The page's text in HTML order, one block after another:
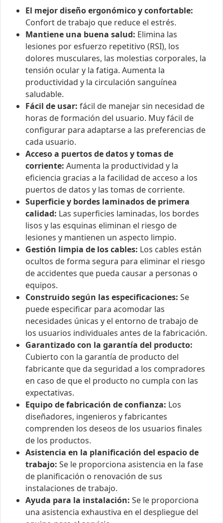
El mejor diseño ergonómico y confortable:
Confort de trabajo que reduce el estrés.
Mantiene una buena salud: Elimina las
lesiones por esfuerzo repetitivo (RSI), los
dolores musculares, las molestias corporales, la
tensión ocular y la fatiga. Aumenta la
productividad y la circulación sanguínea
saludable.
Fácil de usar: fácil de manejar sin necesidad de
horas de formación del usuario. Muy fácil de
configurar para adaptarse a las preferencias de
cada usuario.
Acceso a puertos de datos y tomas de
corriente: Aumenta la productividad y la
eficiencia gracias a la facilidad de acceso a los
puertos de datos y las tomas de corriente.
Superficie y bordes laminados de primera
calidad: Las superficies laminadas, los bordes
lisos y las esquinas eliminan el riesgo de
lesiones y mantienen un aspecto limpio.
Gestión limpia de los cables: Los cables están
ocultos de forma segura para eliminar el riesgo
de accidentes que pueda causar a personas o
equipos.
Construido según las especificaciones: Se
puede especificar para acomodar las
necesidades únicas y el entorno de trabajo de
los usuarios individuales antes de la fabricación.
Garantizado con la garantía del producto:
Cubierto con la garantía de producto del
fabricante que da seguridad a los compradores
en caso de que el producto no cumpla con las
expectativas.
Equipo de fabricación de confianza: Los
diseñadores, ingenieros y fabricantes
comprenden los deseos de los usuarios finales
de los productos.
Asistencia en la planificación del espacio de
trabajo: Se le proporciona asistencia en la fase
de planificación o renovación de sus
instalaciones de trabajo.
Ayuda para la instalación: Se le proporciona
una asistencia exhaustiva en el despliegue del